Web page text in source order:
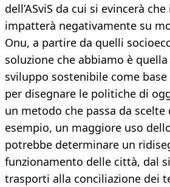
dell’ASviS da cui si evincerà
impatterà negativamente su
Onu, a partire da quelli
soluzione che abbiamo è
sviluppo sostenibile come
per disegnare le politiche di
un metodo che passa da scelte
esempio, un maggiore uso
potrebbe determinare un
funzionamento delle città, dal
trasporti alla conciliazione dei